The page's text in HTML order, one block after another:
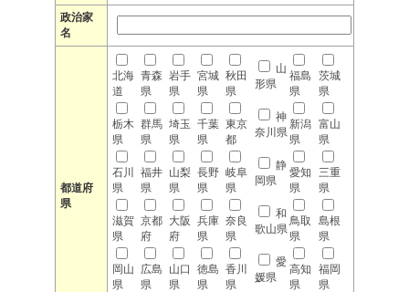
政治家
名
都道府
県
北海
道
青森
県
岩手
県
宮城
県
秋田
県
山
形県
福島
県
茨城
県
栃木
県
群馬
県
埼玉
県
千葉
県
東京
都
神
奈川県
新潟
県
富山
県
石川
県
福井
県
山梨
県
長野
県
岐阜
県
静
岡県
愛知
県
三重
県
滋賀
県
京都
府
大阪
府
兵庫
県
奈良
県
和
歌山県
鳥取
県
島根
県
岡山
県
広島
県
山口
県
徳島
県
香川
県
愛
媛県
高知
県
福岡
県